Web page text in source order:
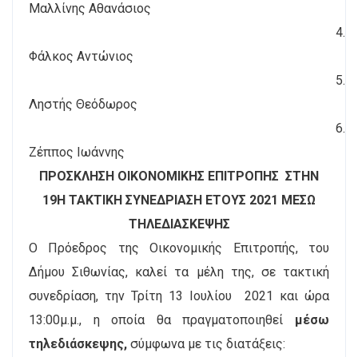
Μαλλίνης Αθανάσιος
4.
Φάλκος Αντώνιος
5.
Ληστής Θεόδωρος
6.
Ζέππος Ιωάννης
ΠΡΟΣΚΛΗΣΗ ΟΙΚΟΝΟΜΙΚΗΣ ΕΠΙΤΡΟΠΗΣ ΣΤΗΝ
19Η ΤΑΚΤΙΚΗ ΣΥΝΕΔΡΙΑΣΗ ΕΤΟΥΣ 2021 ΜΕΣΩ
ΤΗΛΕΔΙΑΣΚΕΨΗΣ
Ο Πρόεδρος της Οικονομικής Επιτροπής, του
Δήμου Σιθωνίας, καλεί τα μέλη της, σε τακτική
συνεδρίαση, την Τρίτη 13 Ιουλίου 2021 και ώρα
13:00μ.μ., η οποία θα πραγματοποιηθεί μέσω
τηλεδιάσκεψης, σύμφωνα με τις διατάξεις: